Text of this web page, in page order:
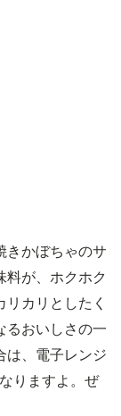
きかぼちゃのサ
料が、ホクホク
カリとしたく
るおいしさの一
は、電子レンジ
りますよ。ぜ